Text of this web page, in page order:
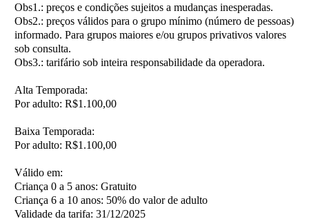
Obs1.: preços e condições sujeitos a mudanças inesperadas.
Obs2.: preços válidos para o grupo mínimo (número de pessoas)
informado. Para grupos maiores e/ou grupos privativos valores
sob consulta.
Obs3.: tarifário sob inteira responsabilidade da operadora.
Alta Temporada:
Por adulto: R$1.100,00
Baixa Temporada:
Por adulto: R$1.100,00
Válido em:
Criança 0 a 5 anos: Gratuito
Criança 6 a 10 anos: 50% do valor de adulto
Validade da tarifa: 31/12/2025